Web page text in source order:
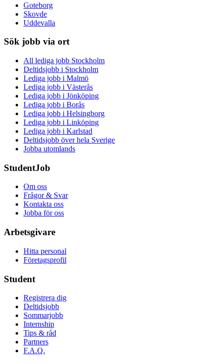
Goteborg
Skovde
Uddevalla
Sök jobb via ort
All lediga jobb Stockholm
Deltidsjobb i Stockholm
Lediga jobb i Malmö
Lediga jobb i Västerås
Lediga jobb i Jönköping
Lediga jobb i Borås
Lediga jobb i Helsingborg
Lediga jobb i Linköping
Lediga jobb i Karlstad
Deltidsjobb över hela Sverige
Jobba utomlands
StudentJob
Om oss
Frågor & Svar
Kontakta oss
Jobba för oss
Arbetsgivare
Hitta personal
Företagsprofil
Student
Registrera dig
Deltidsjobb
Sommarjobb
Internship
Tips & råd
Partners
F.A.Q.